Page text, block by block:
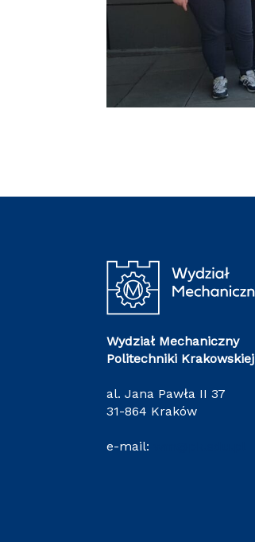
Wydział Mechaniczny
Politechniki Krakowskiej
al. Jana Pawła II 37
31-864 Kraków
e-mail: